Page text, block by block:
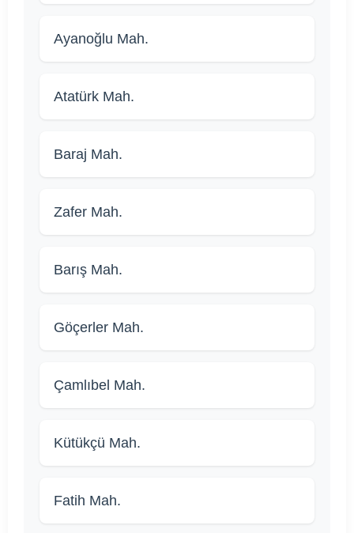
Ayanoğlu Mah.
Atatürk Mah.
Baraj Mah.
Zafer Mah.
Barış Mah.
Göçerler Mah.
Çamlıbel Mah.
Kütükçü Mah.
Fatih Mah.